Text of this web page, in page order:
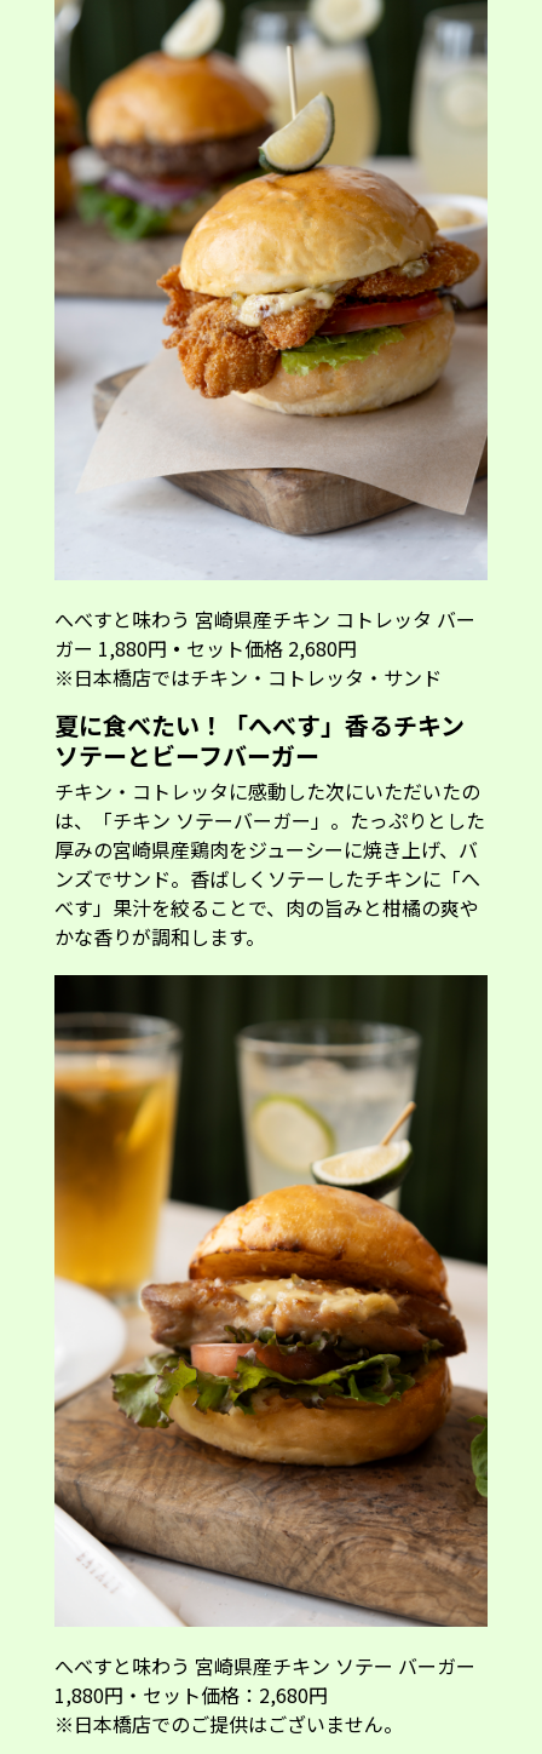
へべすと味わう 宮崎県産チキン コトレッタ バー
ガー 1,880円 ・ セット価格 2,680円
※日本橋店ではチキン・コトレッタ・サンド
夏に食べたい！「へべす」香るチキン
ソテーとビーフバーガー
チキン・コトレッタに感動した次にいただいたの
は、「チキン ソテーバーガー」。たっぷりとした
厚みの宮崎県産鶏肉をジューシーに焼き上げ、バ
ンズでサンド。香ばしくソテーしたチキンに「へ
べす」果汁を絞ることで、肉の旨みと柑橘の爽や
かな香りが調和します。
へべすと味わう 宮崎県産チキン ソテー バーガー
1,880円・セット価格：2,680円
※日本橋店でのご提供はございません。